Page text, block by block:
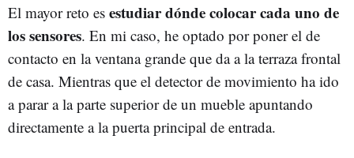
El mayor reto es estudiar dónde colocar cada uno de
los sensores. En mi caso, he optado por poner el de
contacto en la ventana grande que da a la terraza frontal
de casa. Mientras que el detector de movimiento ha ido
a parar a la parte superior de un mueble apuntando
directamente a la puerta principal de entrada.